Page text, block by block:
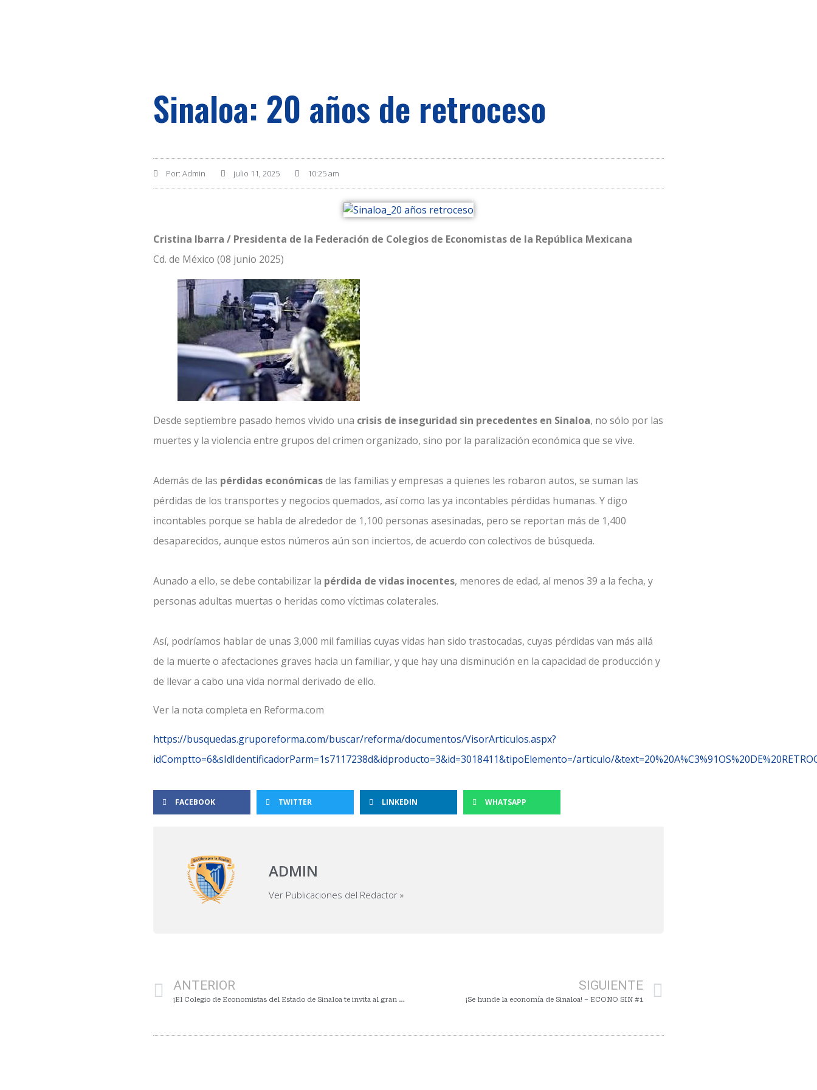
Sinaloa: 20 años de retroceso
Por: Admin julio 11, 2025 10:25 am
Cristina Ibarra / Presidenta de la Federación de Colegios de Economistas de la República Mexicana
Cd. de México (08 junio 2025)
Desde septiembre pasado hemos vivido una crisis de inseguridad sin precedentes en Sinaloa, no sólo por las
muertes y la violencia entre grupos del crimen organizado, sino por la paralización económica que se vive.
Además de las pérdidas económicasde las familias y empresas a quienes les robaron autos, se suman las
pérdidas de los transportes y negocios quemados, así como las ya incontables pérdidas humanas. Y digo
incontables porque se habla de alrededor de 1,100 personas asesinadas, pero se reportan más de 1,400
desaparecidos, aunque estos números aún son inciertos, de acuerdo con colectivos de búsqueda.
Aunado a ello, se debe contabilizar la pérdida de vidas inocentes, menores de edad, al menos 39 a la fecha, y
personas adultas muertas o heridas como víctimas colaterales.
Así, podríamos hablar de unas 3,000 mil familias cuyas vidas han sido trastocadas, cuyas pérdidas van más allá
de la muerte o afectaciones graves hacia un familiar, y que hay una disminución en la capacidad de producción y
de llevar a cabo una vida normal derivado de ello.
Ver la nota completa en Reforma.com
https://busquedas.gruporeforma.com/buscar/reforma/documentos/VisorArticulos.aspx?
idComptto=6&sIdIdentificadorParm=1s7117238d&idproducto=3&id=3018411&tipoElemento=/articulo/
FACEBOOK TWITTER LINKEDIN WHATSAPP
ADMIN
Ver Publicaciones del Redactor »
ANTERIOR
¡El Colegio de Economistas del Estado de Sinaloa te invita al gran conversatorio!
SIGUIENTE
¡Se hunde la economía de Sinaloa! – ECONO SIN #1